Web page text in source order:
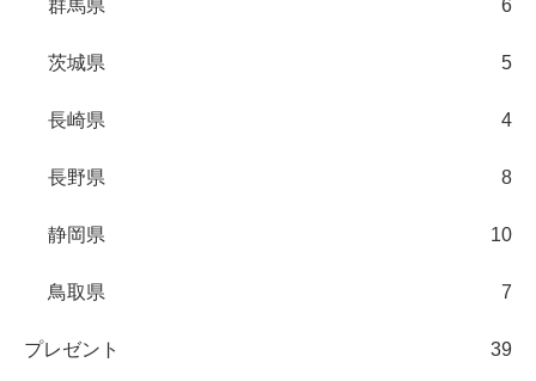
群馬県 6
茨城県 5
長崎県 4
長野県 8
静岡県 10
鳥取県 7
プレゼント 39